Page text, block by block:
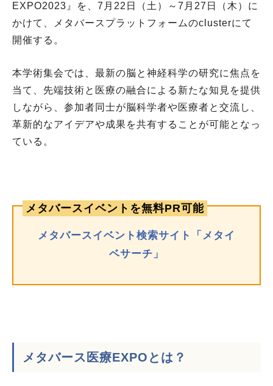
EXPO2023』を、7月22日（土）～7月27日（木）に
かけて、メタバースプラットフォームのclusterにて
開催する。
本学術集会では、最新の脳と神経科学の研究に焦点を
当て、先端技術と医療の融合による新たな知見を提供
しながら、参加者同士が脳科学者や医療者と交流し、
革新的なアイデアや成果を共有することが可能となっ
ている。
メタバースイベントを無料PR可能
メタバースイベント検索サイト「メタイ
ベサーチ」
メタバース医療EXPOとは？